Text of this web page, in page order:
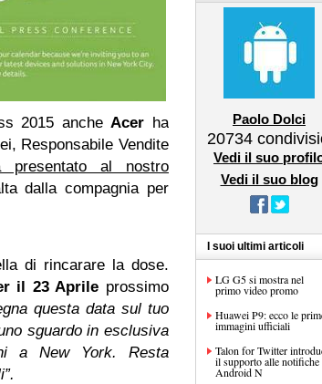
2015 ancheAcer ha
Responsabile Vendite
presentato al nostro
dalla compagnia per
di rincarare la dose.
il 23 Aprile prossimo
questa data sul tuo
sguardo in esclusiva
a New York. Resta
Paolo Dolci
20734
Vedi il suo
Vedi il suo blog
I suoi ultimi articoli
LG G5 si mostra nel
primo video promo
Huawei P9: ecco le
immagini ufficiali
Talon for Twitter
il supporto alle notifiche
Android N